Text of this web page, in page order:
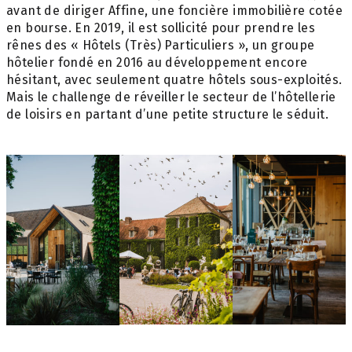
avant de diriger Affine, une foncière immobilière cotée
en bourse. En 2019, il est sollicité pour prendre les
rênes des « Hôtels (Très) Particuliers », un groupe
hôtelier fondé en 2016 au développement encore
hésitant, avec seulement quatre hôtels sous-exploités.
Mais le challenge de réveiller le secteur de l’hôtellerie
de loisirs en partant d’une petite structure le séduit.